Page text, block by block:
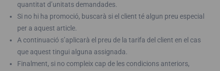
quantitat d’unitats demandades.
Si no hi ha promoció, buscarà si el client té algun preu especial
per a aquest article.
A continuació s’aplicarà el preu de la tarifa del client en el cas
que aquest tingui alguna assignada.
Finalment, si no compleix cap de les condicions anteriors,